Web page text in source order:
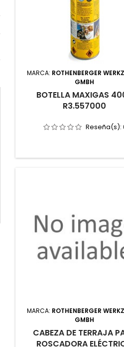
MARCA: ROTHENBERGER
GMBH
BOTELLA MAXIGAS
R3.557000
Reseña(s):
MARCA: ROTHENBERGER
GMBH
CABEZA DE TERRAJA
ROSCADORA